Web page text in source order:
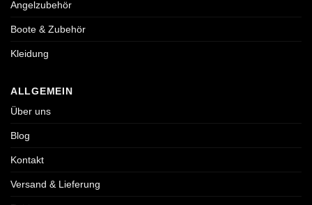
Angelzubehör
Boote & Zubehör
Kleidung
ALLGEMEIN
Über uns
Blog
Kontakt
Versand & Lieferung